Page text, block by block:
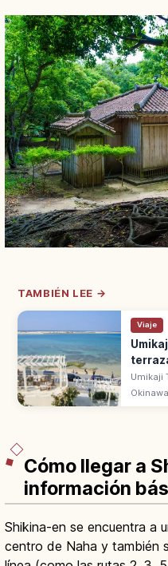
TAMBIÉN LEE →
Viaje
Umikaji
Okinawa
Cómo llegar a
información
Shikina-en se encuentra a
centro de Naha y también